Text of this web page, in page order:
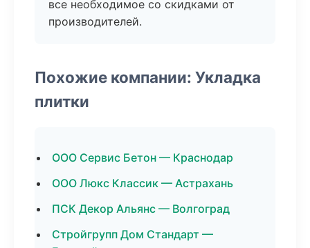
все необходимое со скидками от
производителей.
Похожие компании: Укладка
плитки
ООО Сервис Бетон — Краснодар
ООО Люкс Классик — Астрахань
ПСК Декор Альянс — Волгоград
Стройгрупп Дом Стандарт —